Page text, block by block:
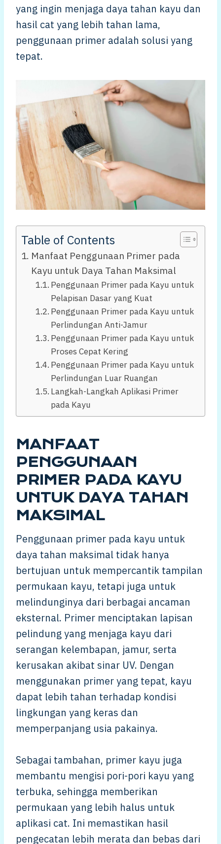
yang ingin menjaga daya tahan kayu dan
hasil cat yang lebih tahan lama,
penggunaan primer adalah solusi yang
tepat.
Table of Contents
Manfaat Penggunaan Primer pada
Kayu untuk Daya Tahan Maksimal
Penggunaan Primer pada Kayu untuk
Pelapisan Dasar yang Kuat
Penggunaan Primer pada Kayu untuk
Perlindungan Anti-Jamur
Penggunaan Primer pada Kayu untuk
Proses Cepat Kering
Penggunaan Primer pada Kayu untuk
Perlindungan Luar Ruangan
Langkah-Langkah Aplikasi Primer
pada Kayu
MANFAAT
PENGGUNAAN
PRIMER PADA KAYU
UNTUK DAYA TAHAN
MAKSIMAL
Penggunaan primer pada kayu untuk
daya tahan maksimal tidak hanya
bertujuan untuk mempercantik tampilan
permukaan kayu, tetapi juga untuk
melindunginya dari berbagai ancaman
eksternal. Primer menciptakan lapisan
pelindung yang menjaga kayu dari
serangan kelembapan, jamur, serta
kerusakan akibat sinar UV. Dengan
menggunakan primer yang tepat, kayu
dapat lebih tahan terhadap kondisi
lingkungan yang keras dan
memperpanjang usia pakainya.
Sebagai tambahan, primer kayu juga
membantu mengisi pori-pori kayu yang
terbuka, sehingga memberikan
permukaan yang lebih halus untuk
aplikasi cat. Ini memastikan hasil
pengecatan lebih merata dan bebas dari